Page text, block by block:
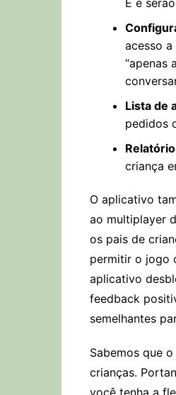
E e
acesso
“apenas
Lista de
pedidos
criança
O aplicativo
ao multiplayer
os pais de
permitir o jogo
aplicativo
feedback
semelhantes
Sabemos que
crianças.